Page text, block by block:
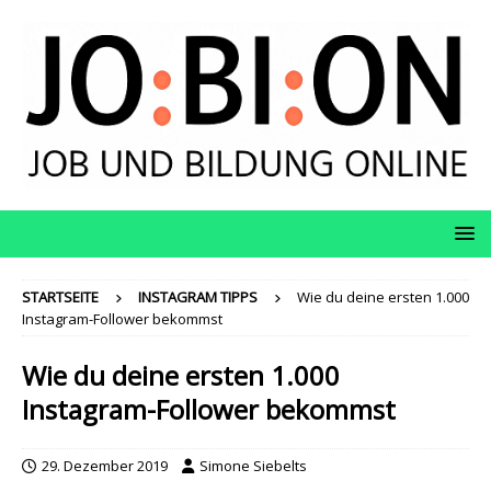
STARTSEITE INSTAGRAM TIPPS
Wie du deine ersten 1.000
Instagram-Follower bekommst
Wie du deine ersten 1.000
Instagram-Follower bekommst
29. Dezember 2019 Simone Siebelts